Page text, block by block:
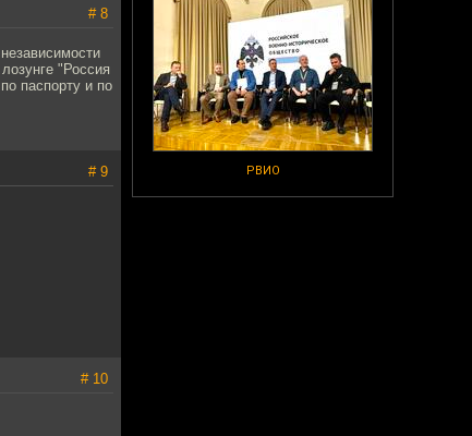
РВИО
# 8
"Россия
паспорту и по
# 9
# 10